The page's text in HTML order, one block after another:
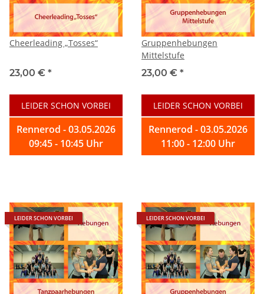
Cheerleading „Tosses“
23,00 € *
LEIDER SCHON VORBEI
Rennerod - 03.05.2026
09:45 - 10:45 Uhr
Gruppenhebungen
Mittelstufe
23,00 € *
LEIDER SCHON VORBEI
Rennerod - 03.05.2026
11:00 - 12:00 Uhr
LEIDER SCHON VORBEI LEIDER SCHON VORBEI